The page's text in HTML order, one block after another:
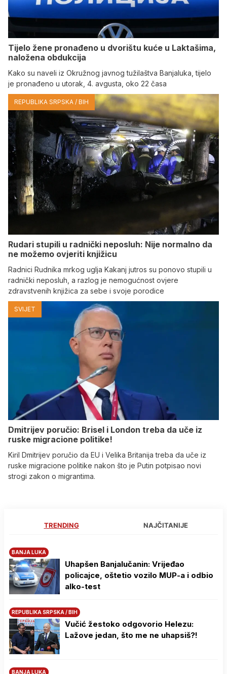
Tijelo žene pronađeno u dvorištu kuće u Laktašima,
naložena obdukcija
Kako su naveli iz Okružnog javnog tužilaštva Banjaluka, tijelo
je pronađeno u utorak, 4. avgusta, oko 22 časa
REPUBLIKA SRPSKA / BIH
Rudari stupili u radnički neposluh: Nije normalno da
ne možemo ovjeriti knjižicu
Radnici Rudnika mrkog uglja Kakanj jutros su ponovo stupili u
radnički neposluh, a razlog je nemogućnost ovjere
zdravstvenih knjižica za sebe i svoje porodice
SVIJET
Dmitrijev poručio: Brisel i London treba da uče iz
ruske migracione politike!
Kiril Dmitrijev poručio da EU i Velika Britanija treba da uče iz
ruske migracione politike nakon što je Putin potpisao novi
strogi zakon o migrantima.
TRENDING NAJČITANIJE
BANJA LUKA
Uhapšen Banjalučanin: Vrijeđao
policajce, oštetio vozilo MUP-a i odbio
alko-test
REPUBLIKA SRPSKA / BIH
Vučić žestoko odgovorio Helezu:
Lažove jedan, što me ne uhapsiš?!
BANJA LUKA